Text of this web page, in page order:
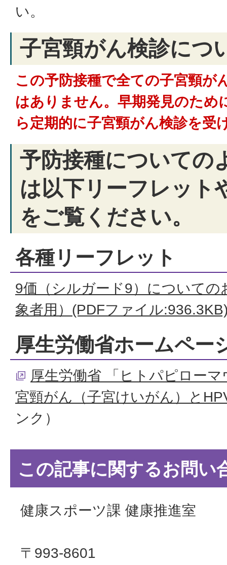
い。
子宮頸がん検診につ
この予防接種で全ての子宮頸が
はありません。早期発見のため
ら定期的に子宮頸がん検診を受
予防接種についての
は以下リーフレット
をご覧ください。
各種リーフレット
9価（シルガード9）についての
象者用）(PDFファイル
厚生労働省ホームペー
厚生労働省 「ヒトパピロー
宮頸がん（子宮けいがん）と
ンク）
この記事に関するお問い
健康スポーツ課 健康推進室
〒993-8601